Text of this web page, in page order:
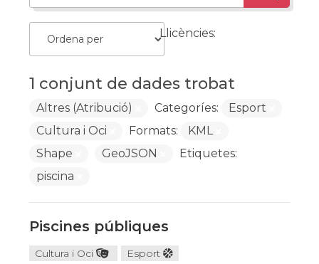
1 conjunt de dades trobat
Llicències:
Altres (Atribució) Categoríes:
Esport
Cultura i Oci
Formats:
KML
Shape
GeoJSON
Etiquetes:
piscina
Piscines públiques
Cultura i Oci Esport